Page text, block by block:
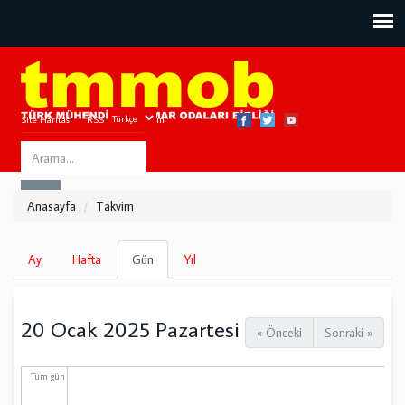
Site Haritası RSS Bize Ulaşın
Search
this
Anasayfa Takvim
Birincil
sekmeler
Ay Hafta Gün
sekme)
Yıl
« Önceki Sonraki »
20 Ocak 2025 Pazartesi
Tüm gün